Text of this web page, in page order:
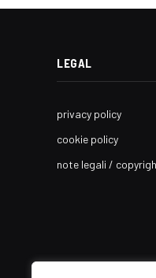
LEGAL
privacy policy
cookie policy
note legali /